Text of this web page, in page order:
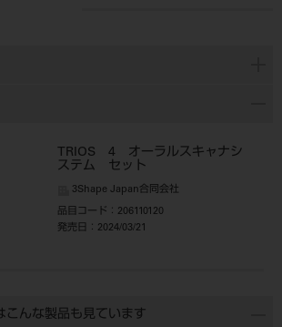
TRIOS 4 オーラルスキャナシ
ステム セット
3Shape Japan合同会社
品目コード ：206110120
発売日
：2024/03/21
こんな製品も見ています